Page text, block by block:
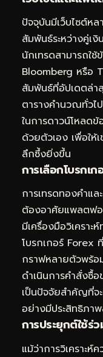
ปัจจุบันมีเว็บไซต์ห
สัมพันธ์ระหว่างคู่เ
นักเทรดสามารถใ
Bloomberg หรือ
สัมพันธ์ที่อัปเดตล่า
ตารางคำนวณทั่วไ
ในการดาวน์โหลด
ด้วยตัวเอง เพื่อให้
ลึกซึ้งยิ่งขึ้น
การเลือกโบรกเ
การเทรดทองคำแ
ต้องอาศัยแพลตฟอ
มีเครื่องมือวิเคราะ
โบรกเกอร์ Forex
กราฟหลายตัวพร้อ
ดำเนินการคำสั่งซื้
เป็นปัจจัยสำคัญที่จ
อย่างมีประสิทธิภา
การประยุกต์ใช้ร่
แม้ว่าการวิเคราะห์